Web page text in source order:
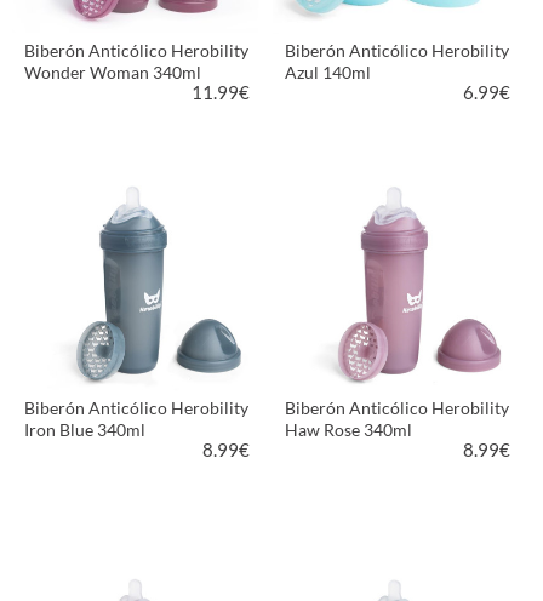
Biberón Anticólico Herobility
Wonder Woman 340ml
11.99€
VER PRODUCTO
Biberón Anticólico Herobility
Azul 140ml
6.99€
VER PRODUCTO
Biberón Anticólico Herobility
Iron Blue 340ml
8.99€
Biberón Anticólico Herobility
Haw Rose 340ml
8.99€